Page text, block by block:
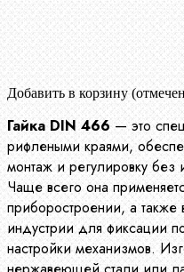
Добавить в корзину
Гайка DIN 466 — это
рифлеными краями,
монтаж и регулировку без
Чаще всего она
приборостроении, а
индустрии для фиксации
настройки механизмов.